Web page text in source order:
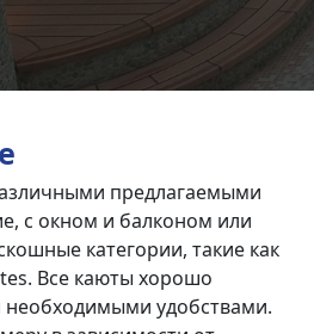
предлагаемыми
с окном и балконом или
категории, такие как
Все каюты хорошо
удобствами.